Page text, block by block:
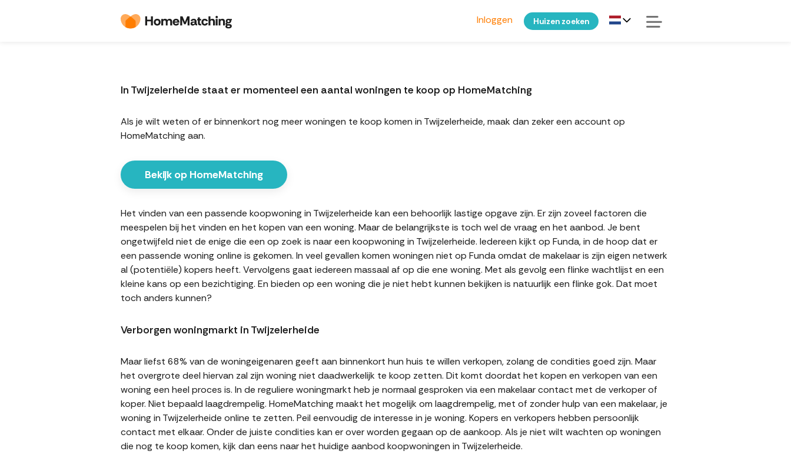
Inloggen Huizen zoeken
In Twijzelerheide staat er momenteel een aantal woningen te koop op HomeMatching
Als je wilt weten of er binnenkort nog meer woningen te koop komen in Twijzelerheide, maak dan zeker een account op
HomeMatching aan.
Bekijk op HomeMatching
Het vinden van een passende koopwoning in Twijzelerheide kan een behoorlijk lastige opgave zijn. Er zijn zoveel factoren die
meespelen bij het vinden en het kopen van een woning. Maar de belangrijkste is toch wel de vraag en het aanbod. Je bent
ongetwijfeld niet de enige die een op zoek is naar een koopwoning in Twijzelerheide. Iedereen kijkt op Funda, in de hoop dat er
een passende woning online is gekomen. In veel gevallen komen woningen niet op Funda omdat de makelaar is zijn eigen netwerk
al (potentiële) kopers heeft. Vervolgens gaat iedereen massaal af op die ene woning. Met als gevolg een flinke wachtlijst en een
kleine kans op een bezichtiging. En bieden op een woning die je niet hebt kunnen bekijken is natuurlijk een flinke gok. Dat moet
toch anders kunnen?
Verborgen woningmarkt in Twijzelerheide
Maar liefst 68% van de woningeigenaren geeft aan binnenkort hun huis te willen verkopen, zolang de condities goed zijn. Maar
het overgrote deel hiervan zal zijn woning niet daadwerkelijk te koop zetten. Dit komt doordat het kopen en verkopen van een
woning een heel proces is. In de reguliere woningmarkt heb je normaal gesproken via een makelaar contact met de verkoper of
koper. Niet bepaald laagdrempelig. HomeMatching maakt het mogelijk om laagdrempelig, met of zonder hulp van een makelaar, je
woning in Twijzelerheide online te zetten. Peil eenvoudig de interesse in je woning. Kopers en verkopers hebben persoonlijk
contact met elkaar. Onder de juiste condities kan er over worden gegaan op de aankoop. Als je niet wilt wachten op woningen
die nog te koop komen, kijk dan eens naar het huidige aanbod koopwoningen in Twijzelerheide.